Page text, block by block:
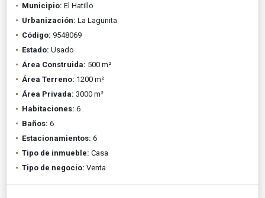
Municipio: El Hatillo
Urbanización: La Lagunita
Código: 9548069
Estado: Usado
Área Construida: 500 m²
Área Terreno: 1200 m²
Área Privada: 3000 m²
Habitaciones: 6
Baños: 6
Estacionamientos: 6
Tipo de inmueble: Casa
Tipo de negocio: Venta